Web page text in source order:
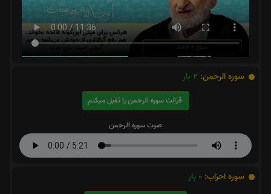
سوره الرحمن: 2 بار
قرائت سوره الرحمن را تقبل میکنم
صوت سوره الرحمن
سوره احزاب: 0 بار